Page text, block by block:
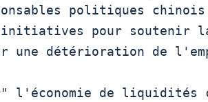
initiatives pour soutenir
une détérioration de
l'économie de liquidités